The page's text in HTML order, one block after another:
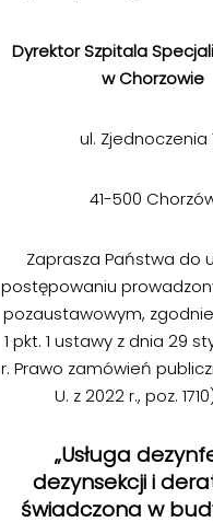
Dyrektor Szpitala
w Chorzowie
ul. Zjednoczenia
41-500
Zaprasza Państwa do
postępowaniu
pozaustawowym,
1 pkt. 1 ustawy z dnia 29
r. Prawo zamówień
U. z 2022 r., poz.
„Usługa
dezynsekcji i
świadczona w